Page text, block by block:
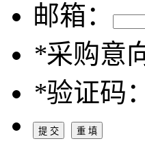
邮箱：
*采购意
*验证码：